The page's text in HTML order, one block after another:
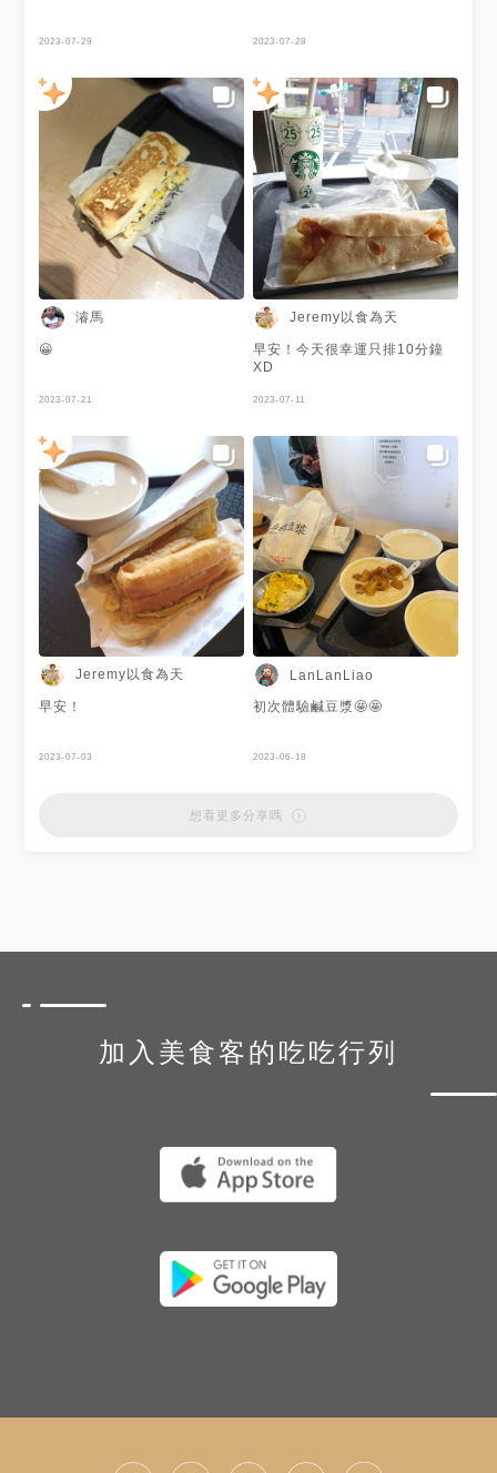
2023-07-29 2023-07-28
濬馬
😀
2023-07-21
Jeremy以食為天
早安！今天很幸運只排10分鐘
XD
2023-07-11
Jeremy以食為天
早安！
2023-07-03
LanLanLiao
初次體驗鹹豆漿🤩🤩
2023-06-18
想看更多分享嗎
加入美食客的吃吃行列